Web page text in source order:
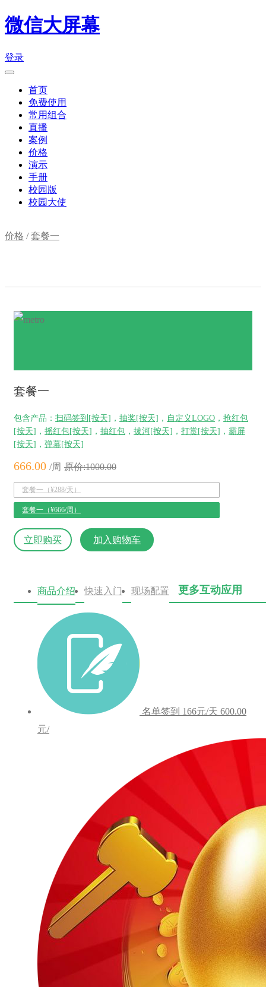
微信大屏幕
登录
首页
免费使用
常用组合
直播
案例
价格
演示
手册
校园版
校园大使
价格 /套餐一
套餐一
包含产品： 扫码签到[按天] ， 抽奖[按天] ， 自定义LOGO ， 抢红包
[按天] ， 摇红包[按天] ， 抽红包 ， 拔河[按天] ， 打赏[按天] ， 霸屏
[按天] ， 弹幕[按天]
666.00 /周 原价:1000.00
套餐一（¥288/天）
套餐一（¥666/周）
立即购买 加入购物车
商品介绍 快速入门 现场配置 更多互动应用
名单签到 166元/天 600.00
元/